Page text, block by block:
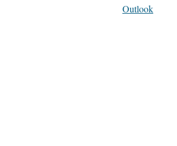
Outlook